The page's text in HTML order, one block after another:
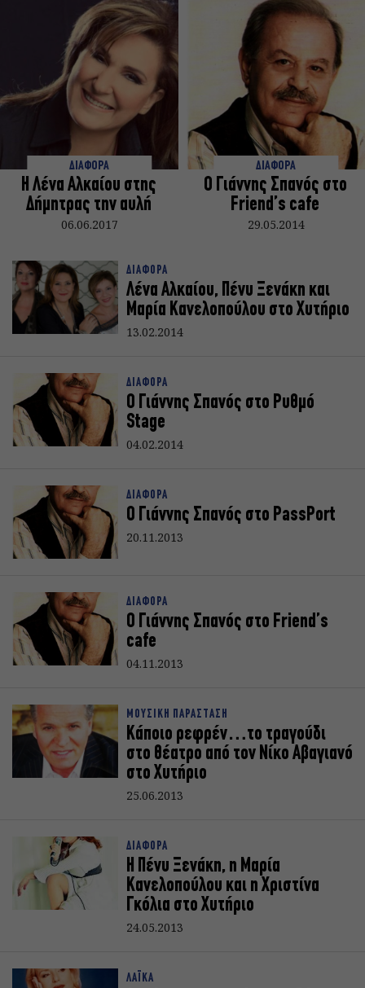
ΔΙΑΦΟΡΑ
Η Λένα Αλκαίου στης
Δήμητρας την αυλή
06.06.2017
ΔΙΑΦΟΡΑ
Ο Γιάννης Σπανός στο
Friend’s cafe
29.05.2014
ΔΙΑΦΟΡΑ
Λένα Αλκαίου, Πένυ Ξενάκη και
Μαρία Κανελοπούλου στο Χυτήριο
13.02.2014
ΔΙΑΦΟΡΑ
Ο Γιάννης Σπανός στο Ρυθμό
Stage
04.02.2014
ΔΙΑΦΟΡΑ
Ο Γιάννης Σπανός στο PassPort
20.11.2013
ΔΙΑΦΟΡΑ
Ο Γιάννης Σπανός στο Friend’s
cafe
04.11.2013
ΜΟΥΣΙΚΗ ΠΑΡΑΣΤΑΣΗ
Κάποιο ρεφρέν…το τραγούδι
στο θέατρο από τον Νίκο Αβαγιανό
στο Χυτήριο
25.06.2013
ΔΙΑΦΟΡΑ
Η Πένυ Ξενάκη, η Μαρία
Κανελοπούλου και η Χριστίνα
Γκόλια στο Χυτήριο
24.05.2013
ΛΑΪΚΑ